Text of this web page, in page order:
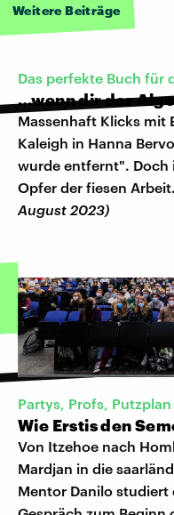
Weitere Beiträge
Das perfekte Buch für
…wenn dir der
Massenhaft Klicks mit
Kaleigh in Hanna
wurde entfernt".
Opfer der fiesen Arbeit.
August 2023)
Partys, Profs, Putzplan
Wie Erstis den
Von Itzehoe nach
Mardjan in die
Mentor Danilo studiert